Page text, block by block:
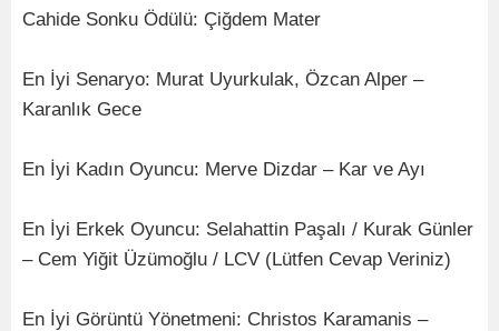
Cahide Sonku Ödülü: Çiğdem Mater
En İyi Senaryo: Murat Uyurkulak, Özcan Alper –
Karanlık Gece
En İyi Kadın Oyuncu: Merve Dizdar – Kar ve Ayı
En İyi Erkek Oyuncu: Selahattin Paşalı / Kurak Günler
– Cem Yiğit Üzümoğlu / LCV (Lütfen Cevap Veriniz)
En İyi Görüntü Yönetmeni: Christos Karamanis –